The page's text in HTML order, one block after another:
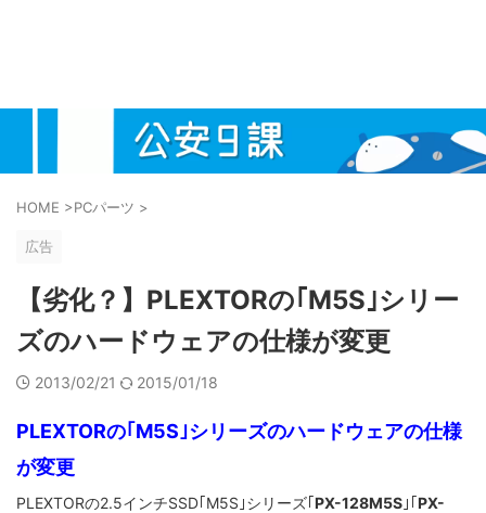
HOME >PCパーツ >
広告
【劣化？】PLEXTORの｢M5S｣シリー
ズのハードウェアの仕様が変更
2013/02/21 2015/01/18
PLEXTORの｢M5S｣シリーズのハードウェアの仕様
が変更
PLEXTORの2.5インチSSD｢M5S｣シリーズ｢PX-128M5S ｣｢PX-